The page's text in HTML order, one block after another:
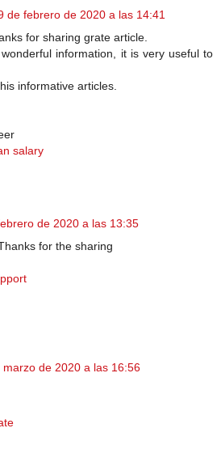
de febrero de 2020 a las 14:41
for sharing grate article.
information, it is very useful to
informative articles.
salary
de 2020 a las 13:35
for the sharing
marzo de 2020 a las 16:56